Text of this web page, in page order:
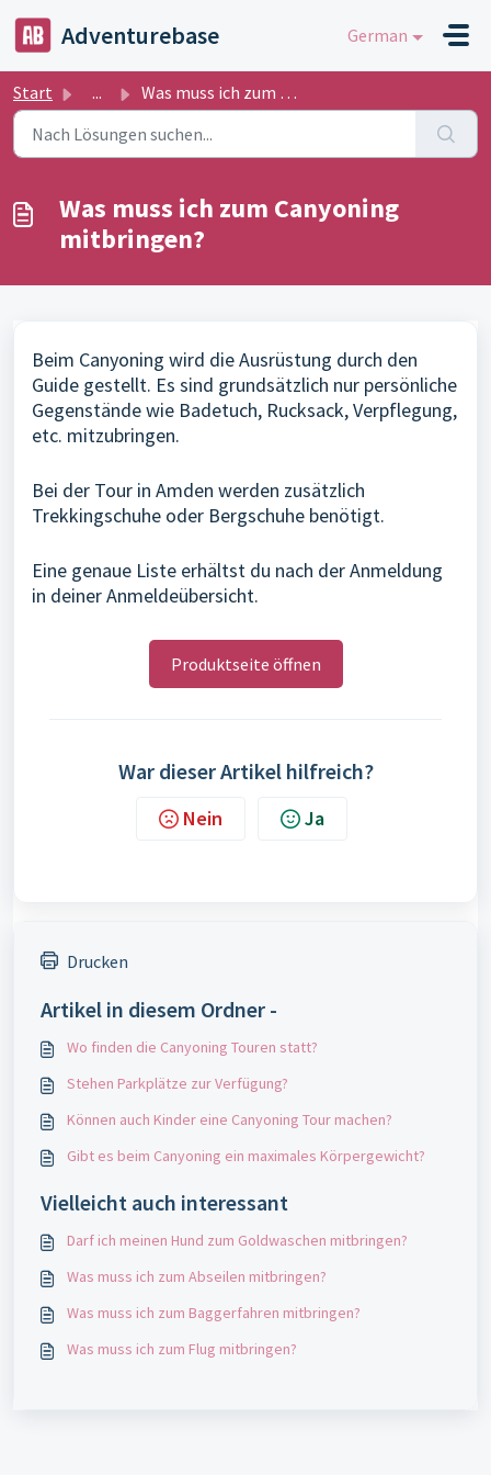
Adventurebase German
Start ... Was muss ich zum Canyoning mitbringen?
Was muss ich zum Canyoning
mitbringen?
Beim Canyoning wird die Ausrüstung durch den
Guide gestellt. Es sind grundsätzlich nur persönliche
Gegenstände wie Badetuch, Rucksack, Verpflegung,
etc. mitzubringen.
Bei der Tour in Amden werden zusätzlich
Trekkingschuhe oder Bergschuhe benötigt.
Eine genaue Liste erhältst du nach der Anmeldung
in deiner Anmeldeübersicht.
Produktseite öffnen
War dieser Artikel hilfreich?
Nein Ja
Drucken
Artikel in diesem Ordner -
Wo finden die Canyoning Touren statt?
Stehen Parkplätze zur Verfügung?
Können auch Kinder eine Canyoning Tour machen?
Gibt es beim Canyoning ein maximales Körpergewicht?
Vielleicht auch interessant
Darf ich meinen Hund zum Goldwaschen mitbringen?
Was muss ich zum Abseilen mitbringen?
Was muss ich zum Baggerfahren mitbringen?
Was muss ich zum Flug mitbringen?